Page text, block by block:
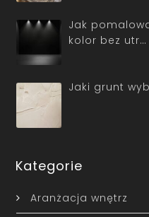
Jak
kolor bez utr…
Jaki grunt
Kategorie
Aranżacja wnętrz